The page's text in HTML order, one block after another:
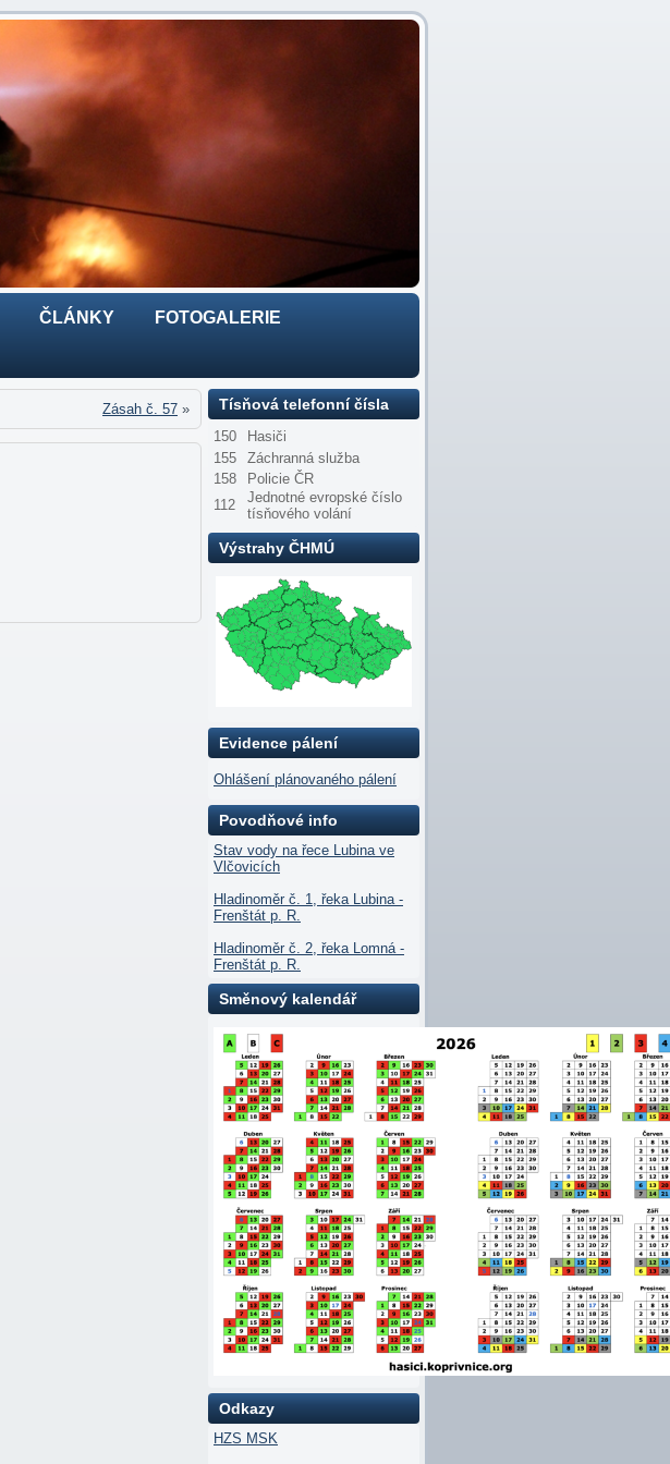
ČLÁNKY
FOTOGALERIE
Zásah č. 57 » Tísňová telefonní čísla
150
Hasiči
155
Záchranná služba
158
Policie ČR
112
Jednotné evropské číslo
tísňového volání
Výstrahy ČHMÚ
Evidence pálení
Ohlášení plánovaného pálení
Povodňové info
Stav vody na řece Lubina ve
Vlčovicích
Hladinoměr č. 1, řeka Lubina -
Frenštát p. R.
Hladinoměr č. 2, řeka Lomná -
Frenštát p. R.
Směnový kalendář
Odkazy
HZS MSK